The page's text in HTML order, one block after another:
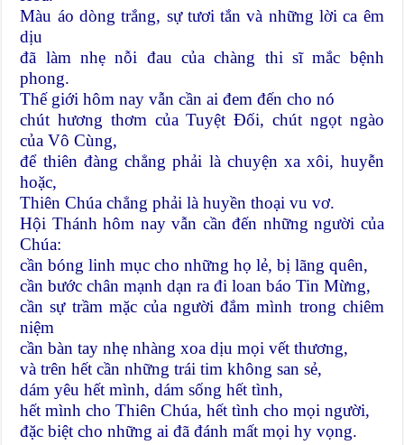
Màu áo dòng trắng, sự tươi tắn và những lời ca êm
dịu
đã làm nhẹ nỗi đau của chàng thi sĩ mắc bệnh
phong.
Thế giới hôm nay vẫn cần ai đem đến cho nó
chút hương thơm của Tuyệt Ðối, chút ngọt ngào
của Vô Cùng,
để thiên đàng chẳng phải là chuyện xa xôi, huyễn
hoặc,
Thiên Chúa chẳng phải là huyền thoại vu vơ.
Hội Thánh hôm nay vẫn cần đến những người của
Chúa:
cần bóng linh mục cho những họ lẻ, bị lãng quên,
cần bước chân mạnh dạn ra đi loan báo Tin Mừng,
cần sự trầm mặc của người đắm mình trong chiêm
niệm
cần bàn tay nhẹ nhàng xoa dịu mọi vết thương,
và trên hết cần những trái tim không san sẻ,
dám yêu hết mình, dám sống hết tình,
hết mình cho Thiên Chúa, hết tình cho mọi người,
đặc biệt cho những ai đã đánh mất mọi hy vọng.